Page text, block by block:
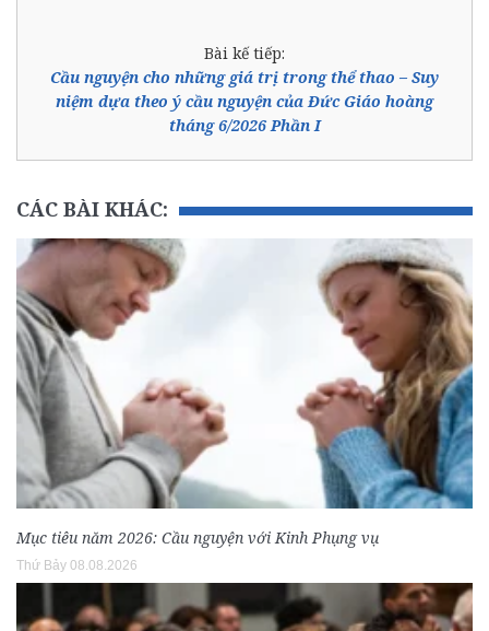
Bài kế tiếp:
Cầu nguyện cho những giá trị trong thể thao – Suy
niệm dựa theo ý cầu nguyện của Đức Giáo hoàng
tháng 6/2026 Phần I
CÁC BÀI KHÁC:
Mục tiêu năm 2026: Cầu nguyện với Kinh Phụng vụ
Thứ Bảy 08.08.2026